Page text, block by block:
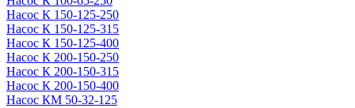
Насос К 150-125-250
Насос К 150-125-315
Насос К 150-125-400
Насос К 200-150-250
Насос К 200-150-315
Насос К 200-150-400
Насос КМ 50-32-125